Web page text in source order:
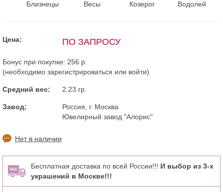
Близнецы Весы Козерог Водолей
Цена: ПО ЗАПРОСУ
Бонус при покупке: 256 р.
(необходимо зарегистрироваться или войти)
Средний вес: 2.23 гр.
Завод:
Россия, г. Москва
Ювелирный завод "Алорис"
Нет в наличии
Бесплатная доставка по всей России!!! И выбор из 3-х
украшений в Москве!!!